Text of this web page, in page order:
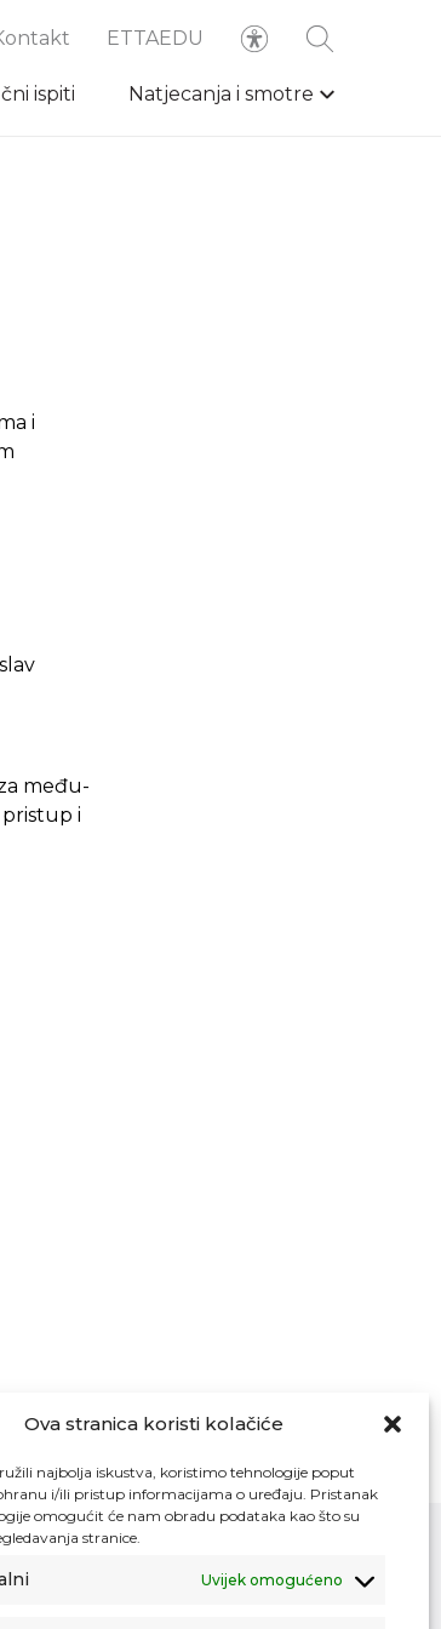
Ova stranica koristi kolačiće
najbolja iskustva, koristimo tehnologije poput
i/ili pristup informacijama o uređaju. Pristanak
omogućit će nam obradu podataka kao što su
stranice.
Uvijek omogućeno
ETTAEDU
ispiti Natjecanja i smotre
i
među-
i